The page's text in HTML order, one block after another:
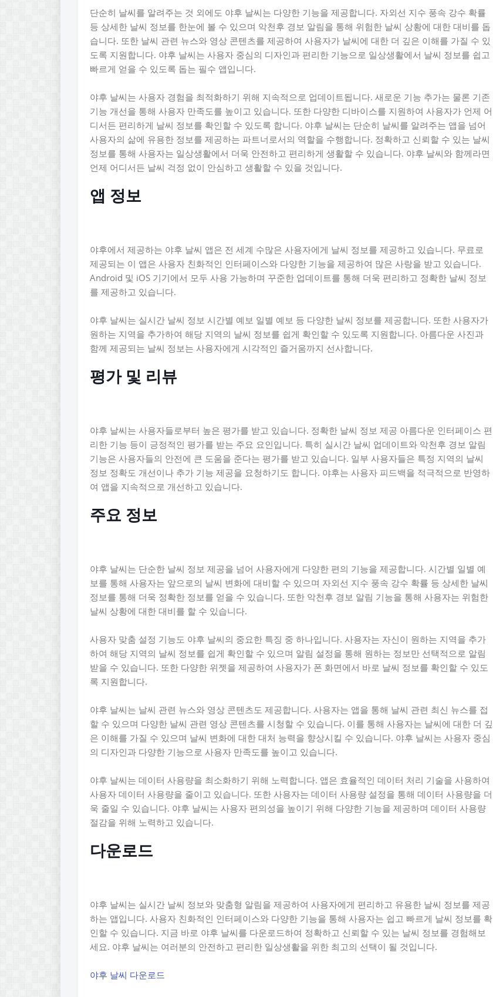
단순히 날씨를 알려주는 것 외에도 야후 날씨는 다양한 기능을 제공합니다. 자외선 지수 풍속 강수 확률
등 상세한 날씨 정보를 한눈에 볼 수 있으며 악천후 경보 알림을 통해 위험한 날씨 상황에 대한 대비를 돕
습니다. 또한 날씨 관련 뉴스와 영상 콘텐츠를 제공하여 사용자가 날씨에 대한 더 깊은 이해를 가질 수 있
도록 지원합니다. 야후 날씨는 사용자 중심의 디자인과 편리한 기능으로 일상생활에서 날씨 정보를 쉽고
빠르게 얻을 수 있도록 돕는 필수 앱입니다.
야후 날씨는 사용자 경험을 최적화하기 위해 지속적으로 업데이트됩니다. 새로운 기능 추가는 물론 기존
기능 개선을 통해 사용자 만족도를 높이고 있습니다. 또한 다양한 디바이스를 지원하여 사용자가 언제 어
디서든 편리하게 날씨 정보를 확인할 수 있도록 합니다. 야후 날씨는 단순히 날씨를 알려주는 앱을 넘어
사용자의 삶에 유용한 정보를 제공하는 파트너로서의 역할을 수행합니다. 정확하고 신뢰할 수 있는 날씨
정보를 통해 사용자는 일상생활에서 더욱 안전하고 편리하게 생활할 수 있습니다. 야후 날씨와 함께라면
언제 어디서든 날씨 걱정 없이 안심하고 생활할 수 있을 것입니다.
앱 정보
야후에서 제공하는 야후 날씨 앱은 전 세계 수많은 사용자에게 날씨 정보를 제공하고 있습니다. 무료로
제공되는 이 앱은 사용자 친화적인 인터페이스와 다양한 기능을 제공하여 많은 사랑을 받고 있습니다.
Android 및 iOS 기기에서 모두 사용 가능하며 꾸준한 업데이트를 통해 더욱 편리하고 정확한 날씨 정보
를 제공하고 있습니다.
야후 날씨는 실시간 날씨 정보 시간별 예보 일별 예보 등 다양한 날씨 정보를 제공합니다. 또한 사용자가
원하는 지역을 추가하여 해당 지역의 날씨 정보를 쉽게 확인할 수 있도록 지원합니다. 아름다운 사진과
함께 제공되는 날씨 정보는 사용자에게 시각적인 즐거움까지 선사합니다.
평가 및 리뷰
야후 날씨는 사용자들로부터 높은 평가를 받고 있습니다. 정확한 날씨 정보 제공 아름다운 인터페이스 편
리한 기능 등이 긍정적인 평가를 받는 주요 요인입니다. 특히 실시간 날씨 업데이트와 악천후 경보 알림
기능은 사용자들의 안전에 큰 도움을 준다는 평가를 받고 있습니다. 일부 사용자들은 특정 지역의 날씨
정보 정확도 개선이나 추가 기능 제공을 요청하기도 합니다. 야후는 사용자 피드백을 적극적으로 반영하
여 앱을 지속적으로 개선하고 있습니다.
주요 정보
야후 날씨는 단순한 날씨 정보 제공을 넘어 사용자에게 다양한 편의 기능을 제공합니다. 시간별 일별 예
보를 통해 사용자는 앞으로의 날씨 변화에 대비할 수 있으며 자외선 지수 풍속 강수 확률 등 상세한 날씨
정보를 통해 더욱 정확한 정보를 얻을 수 있습니다. 또한 악천후 경보 알림 기능을 통해 사용자는 위험한
날씨 상황에 대한 대비를 할 수 있습니다.
사용자 맞춤 설정 기능도 야후 날씨의 중요한 특징 중 하나입니다. 사용자는 자신이 원하는 지역을 추가
하여 해당 지역의 날씨 정보를 쉽게 확인할 수 있으며 알림 설정을 통해 원하는 정보만 선택적으로 알림
받을 수 있습니다. 또한 다양한 위젯을 제공하여 사용자가 폰 화면에서 바로 날씨 정보를 확인할 수 있도
록 지원합니다.
야후 날씨는 날씨 관련 뉴스와 영상 콘텐츠도 제공합니다. 사용자는 앱을 통해 날씨 관련 최신 뉴스를 접
할 수 있으며 다양한 날씨 관련 영상 콘텐츠를 시청할 수 있습니다. 이를 통해 사용자는 날씨에 대한 더 깊
은 이해를 가질 수 있으며 날씨 변화에 대한 대처 능력을 향상시킬 수 있습니다. 야후 날씨는 사용자 중심
의 디자인과 다양한 기능으로 사용자 만족도를 높이고 있습니다.
야후 날씨는 데이터 사용량을 최소화하기 위해 노력합니다. 앱은 효율적인 데이터 처리 기술을 사용하여
사용자 데이터 사용량을 줄이고 있습니다. 또한 사용자는 데이터 사용량 설정을 통해 데이터 사용량을 더
욱 줄일 수 있습니다. 야후 날씨는 사용자 편의성을 높이기 위해 다양한 기능을 제공하며 데이터 사용량
절감을 위해 노력하고 있습니다.
다운로드
야후 날씨는 실시간 날씨 정보와 맞춤형 알림을 제공하여 사용자에게 편리하고 유용한 날씨 정보를 제공
하는 앱입니다. 사용자 친화적인 인터페이스와 다양한 기능을 통해 사용자는 쉽고 빠르게 날씨 정보를 확
인할 수 있습니다. 지금 바로 야후 날씨를 다운로드하여 정확하고 신뢰할 수 있는 날씨 정보를 경험해보
세요. 야후 날씨는 여러분의 안전하고 편리한 일상생활을 위한 최고의 선택이 될 것입니다.
야후 날씨 다운로드